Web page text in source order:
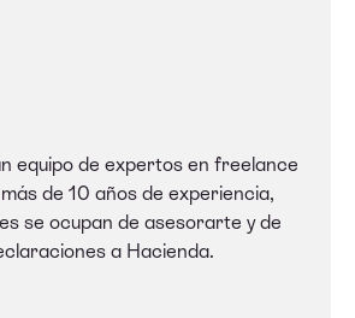
equipo de expertos en freelance
de 10 años de experiencia,
se ocupan de asesorarte y de
a Hacienda.